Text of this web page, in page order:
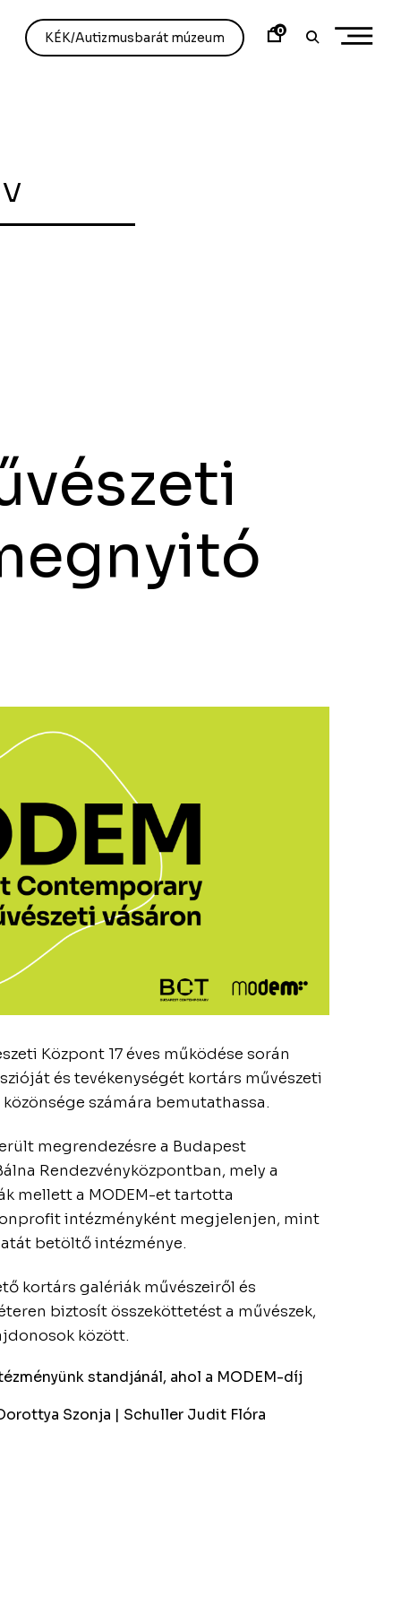
KÉK/Autizmusbarát múzeum 0
Központ 17 éves működése során
és tevékenységét kortárs művészeti
számára bemutathassa.
megrendezésre a Budapest
Rendezvényközpontban, mely a
mellett a MODEM-et tartotta
intézményként megjelenjen, mint
betöltő intézménye.
kortárs galériák művészeiről és
biztosít összeköttetést a művészek,
között.
standjánál, ahol a MODEM-díj
Szonja | Schuller Judit Flóra